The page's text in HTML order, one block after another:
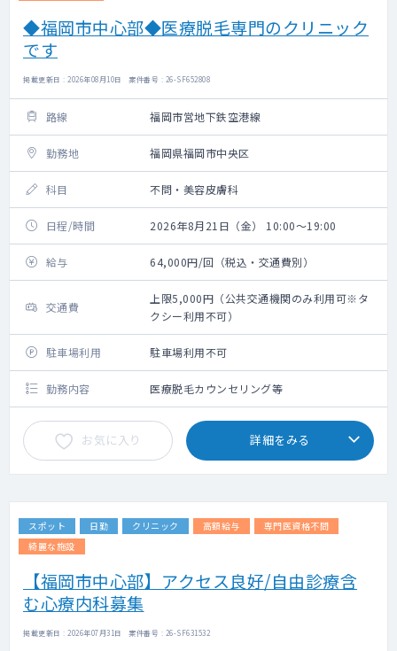
◆福岡市中心部◆医療脱毛専門のクリニック
です
掲載更新日 : 2026年08月10日 案件番号 : 26-SF652808
路線 福岡市営地下鉄空港線
勤務地 福岡県福岡市中央区
科目 不問・美容皮膚科
日程/時間 2026年8月21日（金） 10:00～19:00
給与 64,000円/回（税込・交通費別）
交通費
上限5,000円（公共交通機関のみ利用可※タ
クシー利用不可）
駐車場利用 駐車場利用不可
勤務内容 医療脱毛カウンセリング等
お気に入り 詳細をみる
スポット 日勤 クリニック 高額給与
専門医資格不問
綺麗な施設
【福岡市中心部】アクセス良好/自由診療含
む心療内科募集
掲載更新日 : 2026年07月31日 案件番号 : 26-SF631532